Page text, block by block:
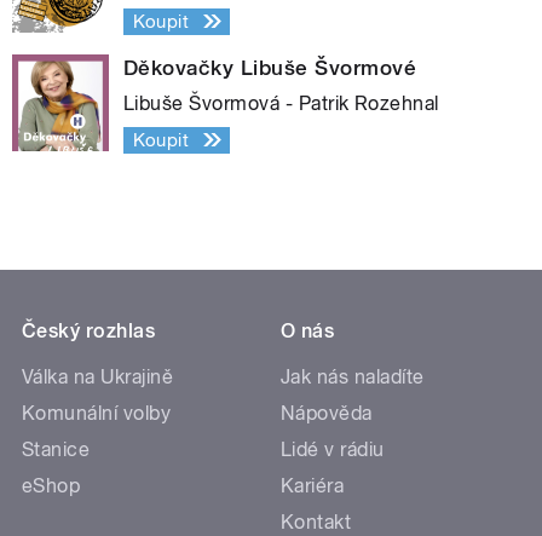
Koupit
Děkovačky Libuše Švormové
Libuše Švormová - Patrik Rozehnal
Koupit
Český rozhlas
Válka na Ukrajině
Komunální volby
Stanice
eShop
O nás
Jak nás naladíte
Nápověda
Lidé v rádiu
Kariéra
Kontakt